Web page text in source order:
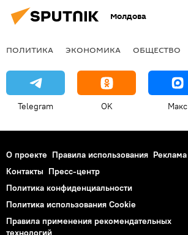
Молдова
ПОЛИТИКА ЭКОНОМИКА ОБЩЕСТВО
Telegram OK Макс
О проекте Правила использования Реклама
Контакты Пресс-центр
Политика конфиденциальности
Политика использования Cookie
Правила применения рекомендательных
технологий